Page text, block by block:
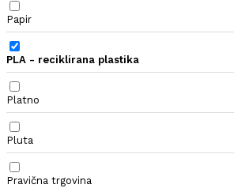
Papir
PLA - reciklirana plastika
Platno
Pluta
Pravična trgovina